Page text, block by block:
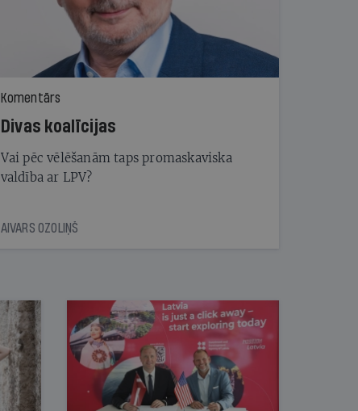
Komentārs
Divas koalīcijas
Vai pēc vēlēšanām taps promaskaviska
valdība ar LPV?
AIVARS OZOLIŅŠ